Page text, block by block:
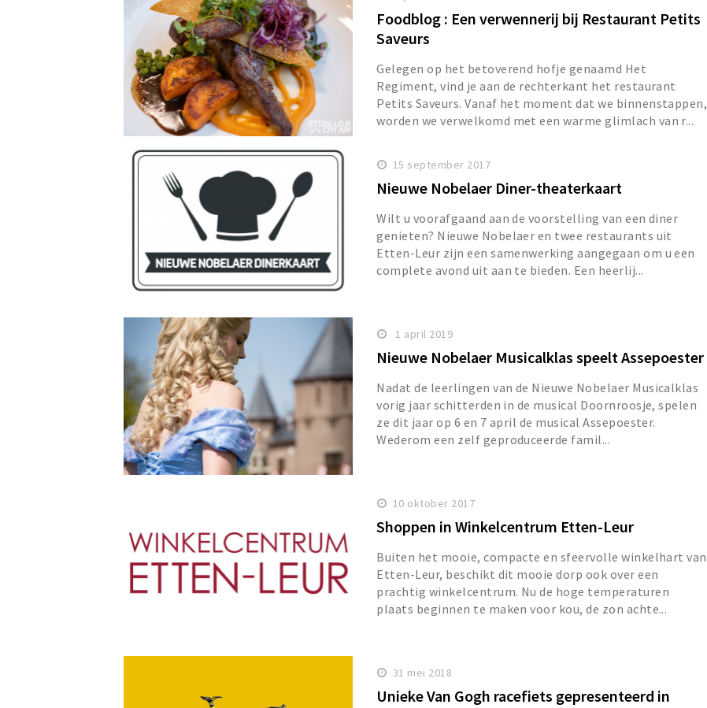
Foodblog : Een verwennerij bij Restaurant Petits
Saveurs
Gelegen op het betoverend hofje genaamd Het
Regiment, vind je aan de rechterkant het restaurant
Petits Saveurs. Vanaf het moment dat we binnenstappen,
worden we verwelkomd met een warme glimlach van r...
15 september 2017
Nieuwe Nobelaer Diner-theaterkaart
Wilt u voorafgaand aan de voorstelling van een diner
genieten? Nieuwe Nobelaer en twee restaurants uit
Etten-Leur zijn een samenwerking aangegaan om u een
complete avond uit aan te bieden. Een heerlij...
1 april 2019
Nieuwe Nobelaer Musicalklas speelt Assepoester
Nadat de leerlingen van de Nieuwe Nobelaer Musicalklas
vorig jaar schitterden in de musical Doornroosje, spelen
ze dit jaar op 6 en 7 april de musical Assepoester.
Wederom een zelf geproduceerde famil...
10 oktober 2017
Shoppen in Winkelcentrum Etten-Leur
Buiten het mooie, compacte en sfeervolle winkelhart van
Etten-Leur, beschikt dit mooie dorp ook over een
prachtig winkelcentrum. Nu de hoge temperaturen
plaats beginnen te maken voor kou, de zon achte...
31 mei 2018
Unieke Van Gogh racefiets gepresenteerd in